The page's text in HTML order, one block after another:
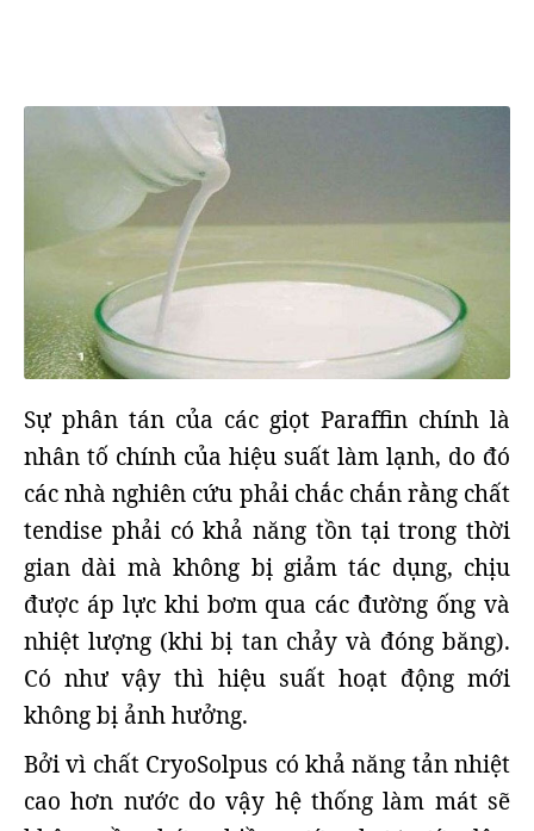
Sự phân tán của các giọt Paraffin chính là
nhân tố chính của hiệu suất làm lạnh, do đó
các nhà nghiên cứu phải chắc chắn rằng chất
tendise phải có khả năng tồn tại trong thời
gian dài mà không bị giảm tác dụng, chịu
được áp lực khi bơm qua các đường ống và
nhiệt lượng (khi bị tan chảy và đóng băng).
Có như vậy thì hiệu suất hoạt động mới
không bị ảnh hưởng.
Bởi vì chất CryoSolpus có khả năng tản nhiệt
cao hơn nước do vậy hệ thống làm mát sẽ